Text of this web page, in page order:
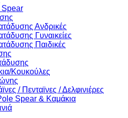
Spear
Ανδρικές
Γυναικείες
Παιδικές
Κουκούλες
/ Πενταϊνες / Δελφινιέρες
Spear & Καμάκια